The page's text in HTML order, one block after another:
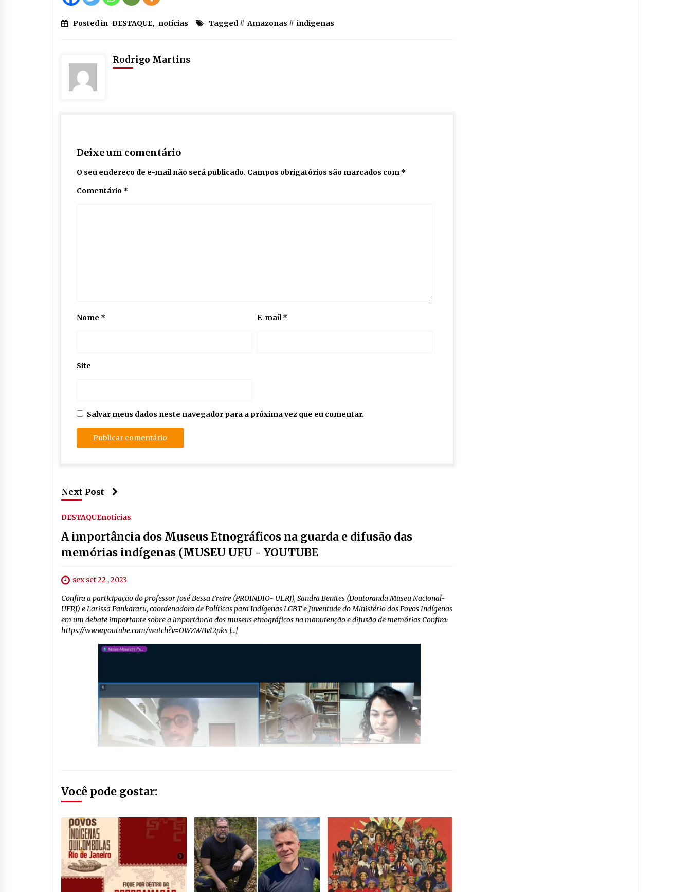
Posted in DESTAQUE, notícias Tagged # Amazonas # indigenas
Rodrigo Martins
Deixe um comentário
O seu endereço de e-mail não será publicado. Campos obrigatórios são marcados com *
Comentário *
Nome * E-mail*
Site
Salvar meus dados neste navegador para a próxima vez que eu comentar.
Next Post
DESTAQUEnotícias
A importância dos Museus Etnográficos na guarda e difusão das
memórias indígenas (MUSEU UFU - YOUTUBE
sex set 22 , 2023
Confira a participação do professor José Bessa Freire (PROINDIO- UERJ), Sandra Benites (Doutoranda Museu Nacional-
UFRJ) e Larissa Pankararu, coordenadora de Políticas para Indígenas LGBT e Juventude do Ministério dos Povos Indígenas
em um debate importante sobre a importância dos museus etnográficos na manutenção e difusão de memórias Confira:
https://www.youtube.com/watch?v=OWZWBv12pks […]
Você pode gostar: